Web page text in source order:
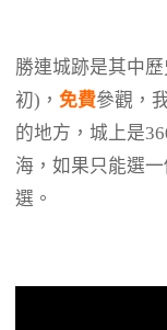
勝連城跡是其中
初)， 免費參觀，
的地方，城上是
海，如果只能選
選。